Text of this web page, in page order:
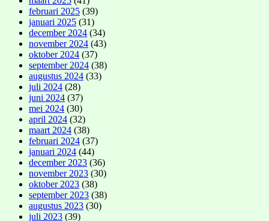
februari 2025 (39)
januari 2025 (31)
december 2024 (34)
november 2024 (43)
oktober 2024 (37)
september 2024 (38)
augustus 2024 (33)
juli 2024 (28)
juni 2024 (37)
mei 2024 (30)
april 2024 (32)
maart 2024 (38)
februari 2024 (37)
januari 2024 (44)
december 2023 (36)
november 2023 (30)
oktober 2023 (38)
september 2023 (38)
augustus 2023 (30)
juli 2023 (39)